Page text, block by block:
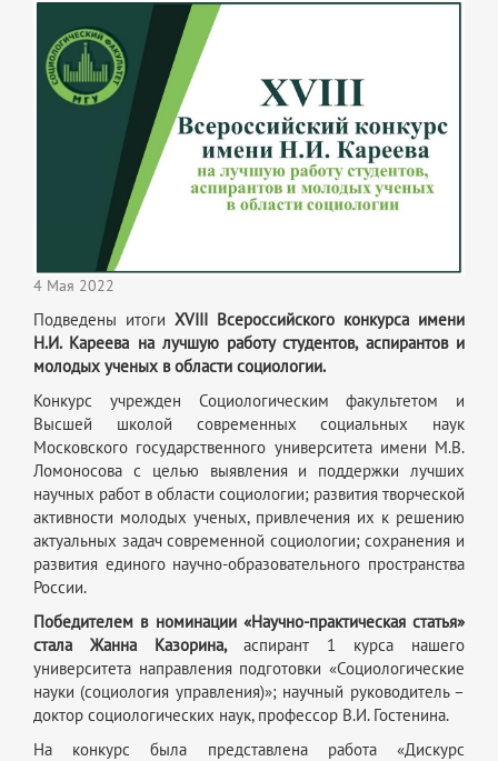
4 Мая 2022
Подведены итоги XVIII Всероссийского конкурса имени
Н.И. Кареева на лучшую работу студентов, аспирантов и
молодых ученых в области социологии.
Конкурс учрежден Социологическим факультетом и
Высшей школой современных социальных наук
Московского государственного университета имени М.В.
Ломоносова с целью выявления и поддержки лучших
научных работ в области социологии; развития творческой
активности молодых ученых, привлечения их к решению
актуальных задач современной социологии; сохранения и
развития единого научно-образовательного пространства
России.
Победителем в номинации «Научно-практическая статья»
стала Жанна Казорина, аспирант 1 курса нашего
университета направления подготовки «Социологические
науки (социология управления)»; научный руководитель –
доктор социологических наук, профессор В.И. Гостенина.
На конкурс была представлена работа «Дискурс